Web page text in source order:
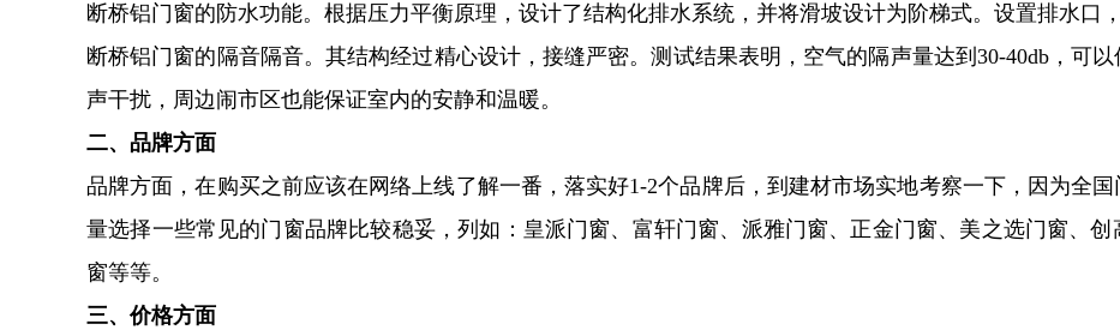
断桥铝门窗的防水功能。根据压力平衡原理，设计了结构化排水系统，并将滑坡设计为阶梯式。设置排水口
断桥铝门窗的隔音隔音。其结构经过精心设计，接缝严密。测试结果表明，空气的隔声量达到30-40db，可
声干扰，周边闹市区也能保证室内的安静和温暖。
二、品牌方面
品牌方面，在购买之前应该在网络上线了解一番，落实好1-2个品牌后，到建材市场实地考察一下，因为全
量选择一些常见的门窗品牌比较稳妥，列如：皇派门窗、富轩门窗、派雅门窗、正金门窗、美之选门窗、
窗等等。
三、价格方面